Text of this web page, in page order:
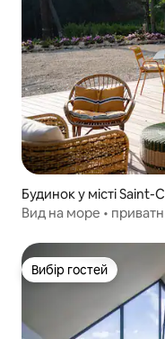
Будинок у місті Saint-
Вид на море •
Вибір гостей
Вибір гостей